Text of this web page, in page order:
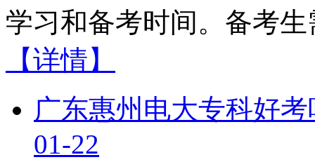
学习和备考时间。备考
【详情】
广东惠州电大专科好
01-22